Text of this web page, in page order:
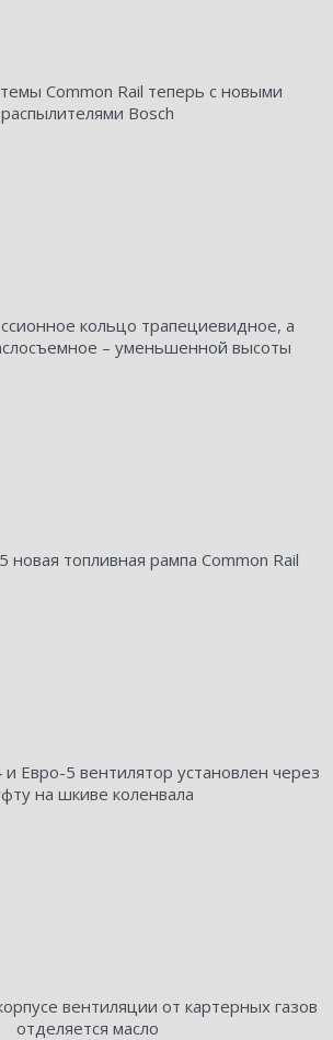
Common Rail теперь с новыми
распылителями Bosch
кольцо трапециевидное, а
– уменьшенной высоты
новая топливная рампа Common Rail
Евро-5 вентилятор установлен через
на шкиве коленвала
вентиляции от картерных газов
отделяется масло